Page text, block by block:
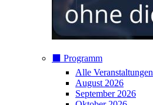
⬛️ Programm
Alle Veranstaltungen
August 2026
September 2026